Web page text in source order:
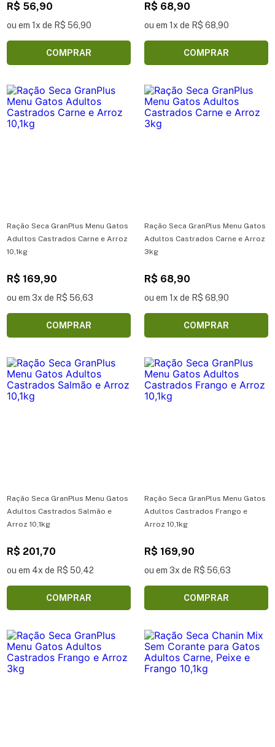
R$ 56,90
ou em 1x de R$ 56,90
COMPRAR
R$ 68,90
ou em 1x de R$ 68,90
COMPRAR
Ração Seca GranPlus Menu Gatos
Adultos Castrados Carne e Arroz
10,1kg
R$ 169,90
ou em 3x de R$ 56,63
COMPRAR
Ração Seca GranPlus Menu Gatos
Adultos Castrados Carne e Arroz
3kg
R$ 68,90
ou em 1x de R$ 68,90
COMPRAR
Ração Seca GranPlus Menu Gatos
Adultos Castrados Salmão e
Arroz 10,1kg
R$ 201,70
ou em 4x de R$ 50,42
COMPRAR
Ração Seca GranPlus Menu Gatos
Adultos Castrados Frango e
Arroz 10,1kg
R$ 169,90
ou em 3x de R$ 56,63
COMPRAR